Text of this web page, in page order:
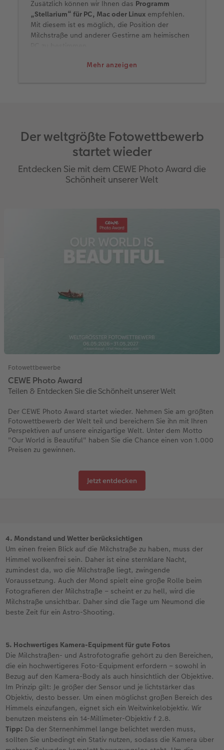
Mehr anzeigen
Zusätzlich können wir Ihnen das Programm
„Stellarium“ für PC, Mac oder Linux empfehlen.
Mit diesem ist es möglich, die Position der
Milchstraße und anderer Gestirne am heimischen
Der weltgrößte Fotowettbewerb
startet wieder
Entdecken Sie mit dem CEWE Photo Award die
Schönheit unserer Welt
Fotowettbewerbe
CEWE Photo Award
Teilen & Entdecken Sie die Schönheit unserer Welt
Der CEWE Photo Award startet wieder. Nehmen Sie am größten
Fotowettbewerb der Welt teil und bereichern Sie ihn mit Ihren
Perspektiven auf unsere einzigartige Welt. Unter dem Motto
"Our World is Beautiful" haben Sie die Chance einen von 1.000
Preisen zu gewinnen.
Jetzt entdecken
4. Mondstand und Wetter berücksichtigen
Um einen freien Blick auf die Milchstraße zu haben, muss der
Himmel wolkenfrei sein. Daher ist eine sternklare Nacht,
zumindest da, wo die Milchstraße liegt, zwingende
Voraussetzung. Auch der Mond spielt eine große Rolle beim
Fotografieren der Milchstraße – scheint er zu hell, wird die
Milchstraße unsichtbar. Daher sind die Tage um Neumond die
beste Zeit für ein Astro-Shooting.
5. Hochwertiges Kamera-Equipment für gute Fotos
Die Milchstraßen- und Astrofotografie gehört zu den Bereichen,
die ein hochwertigeres Foto-Equipment erfordern – sowohl in
Bezug auf den Kamera-Body als auch hinsichtlich der Objektive.
Im Prinzip gilt: Je größer der Sensor und je lichtstärker das
Objektiv, desto besser. Um einen möglichst großen Bereich des
Himmels einzufangen, eignet sich ein Weitwinkelobjektiv. Wir
benutzen meistens ein 14-Millimeter-Objektiv f 2.8.
Tipp: Da der Sternenhimmel lange belichtet werden muss,
sollten Sie unbedingt ein Stativ nutzen, sodass die Kamera über